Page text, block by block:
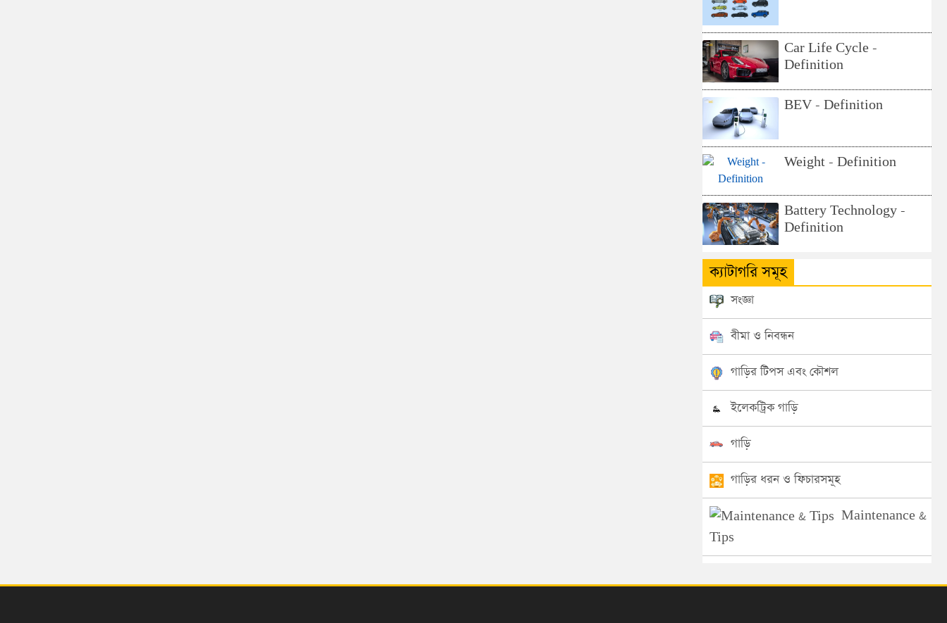
Car Life Cycle -
Definition
BEV - Definition
Weight - Definition
Battery Technology -
Definition
ক্যাটাগরি সমূহ
সংজ্ঞা
বীমা ও নিবন্ধন
গাড়ির টিপস এবং কৌশল
ইলেকট্রিক গাড়ি
গাড়ি
গাড়ির ধরন ও ফিচারসমূহ
Maintenance &
Tips